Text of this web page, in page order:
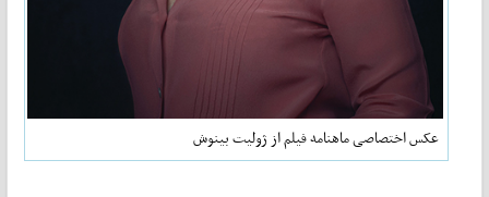
عکس اختصاصی ماهنامه فیلم از ژولیت بینوش